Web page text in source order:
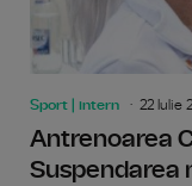
Sport | intern 22 Iulie
Antrenoarea
Suspendarea